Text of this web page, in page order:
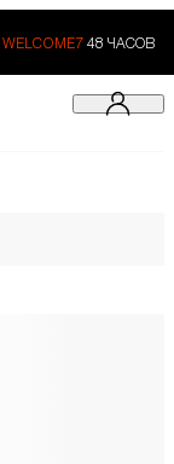
WELCOME7 48 ЧАСОВ